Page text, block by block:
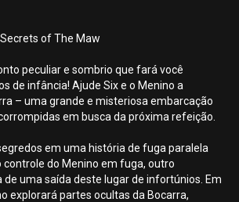
of The Maw
peculiar e sombrio que fará você
de infância! Ajude Six e o Menino a
– uma grande e misteriosa embarcação
em busca da próxima refeição.
em uma história de fuga paralela
controle do Menino em fuga, outro
de uma saída deste lugar de infortúnios. Em
explorará partes ocultas da Bocarra,